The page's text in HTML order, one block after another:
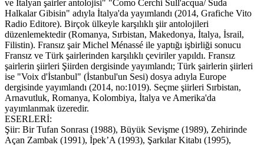
ve İtalyan şairler antolojisi" "Como Cerchi Sull'acqua/ Suda
Halkalar Gibisin" adıyla İtalya'da yayımlandı (2014, Grafiche Vito
Radio Editore). Birçok ülkeyle karşılıklı şiir antolojileri
düzenlemektedir (Romanya, Sırbistan, Makedonya, İtalya, İsrail,
Filistin). Fransız şair Michel Ménassé ile yaptığı işbirliği sonucu
Fransız ve Türk şairlerinden karşılıklı çeviriler yapıldı. Fransız
şairlerin şiirleri Şiirden dergisinde yayımlandı; Türk şairlerin şiirleri
ise "Voix d'İstanbul" (İstanbul'un Sesi) dosya adıyla Europe
dergisinde yayımlandı (2014, no:1019). Seçme şiirleri Sırbistan,
Arnavutluk, Romanya, Kolombiya, İtalya ve Amerika'da
yayımlanmak üzeredir.
ESERLERİ:
Şiir: Bir Tufan Sonrası (1988), Büyük Sevişme (1989), Zehirinde
Açan Zambak (1991), İpek’A (1993), Şarkılar Kitabı (1995),